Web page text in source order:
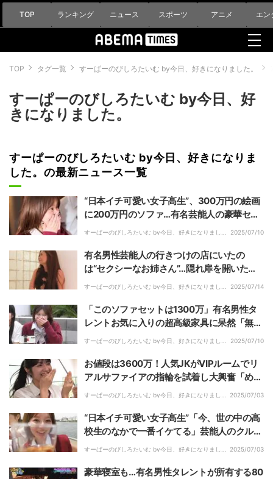
TOP ランキング ニュース スポーツ アニメ エン
TOP タグ一覧 すーぱーのびしろたいむ by今日、好きになりました。
すーぱーのびしろたいむ by今日、好
きになりました。
すーぱーのびしろたいむ by今日、好きになりま
した。の最新ニュース一覧
“日本イチ可愛い女子高生”、300万円の絵画
に200万円のソファ…有名芸能人の豪華セカ
ンドハウスに興奮！
すーぱーのびしろたいむ by今日、好きになりまし
2025/07/10
有名男性芸能人の行きつけの店にいたの
は“セクシーなお姉さん”…隠れ扉を開いた空
間に衝撃「ここはどこで何なのか」
すーぱーのびしろたいむ by今日、好きになりまし
2025/07/14
「このソファセットは1300万」有名男性タ
レントお気に入りの超高級家具に呆然「無理
だよ……」
すーぱーのびしろたいむ by今日、好きになりまし
2025/07/10
お値段は3600万！人気JKがVIPルームでリ
アルサファイアの指輪を試着し大興奮「めっ
ちゃキレイ…」「幸せになります」
すーぱーのびしろたいむ by今日、好きになりまし
2025/07/03
“日本イチ可愛い女子高生”「今、世の中の高
校生のなかで一番イケてる」芸能人のクルー
ザーで贅沢パーティ
すーぱーのびしろたいむ by今日、好きになりまし
2025/07/03
豪華寝室も…有名男性タレントが所有する80